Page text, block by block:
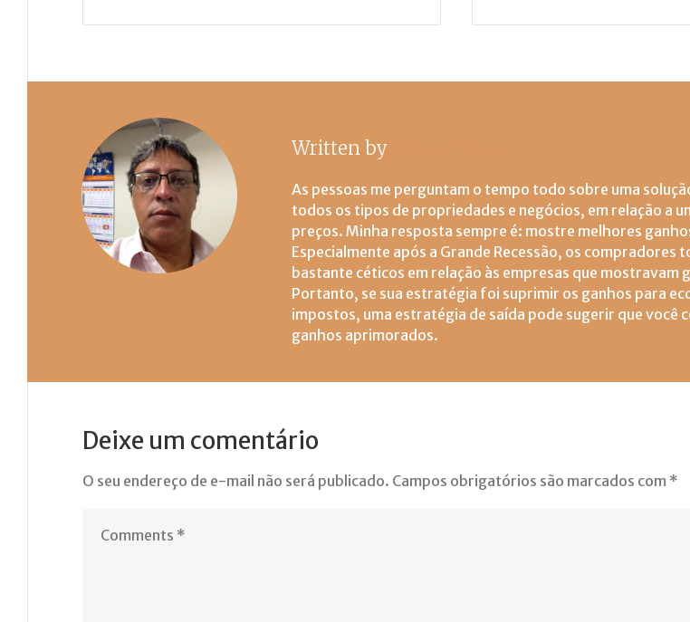
Written by
As pessoas me perguntam o tempo todo sobre uma
todos os tipos de propriedades e negócios, em relação a
preços. Minha resposta sempre é: mostre melhores
Especialmente após a Grande Recessão, os compradores
bastante céticos em relação às empresas que mostravam
Portanto, se sua estratégia foi suprimir os ganhos para
impostos, uma estratégia de saída pode sugerir que você
ganhos aprimorados.
Deixe um comentário
O seu endereço de e-mail não será publicado. Campos obrigatórios são marcados com *